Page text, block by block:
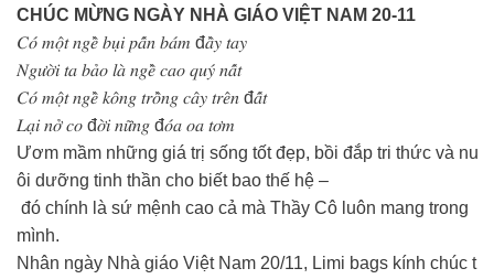
CHÚC MỪNG NGÀY NHÀ GIÁO VIỆT NAM 20-11
𝐶𝑜́ 𝑚𝑜̣̂𝑡 𝑛𝑔𝑒̂̀ 𝑏𝑢̣𝑖 𝑝𝑎̂́𝑛 𝑏𝑎́𝑚 đ𝑎̂̀𝑦 𝑡𝑎𝑦
𝑁𝑔𝑢̛𝑜̛̀𝑖 𝑡𝑎 𝑏𝑎̉𝑜 𝑙𝑎̀ 𝑛𝑔𝑒̂̀ 𝑐𝑎𝑜 𝑞𝑢𝑦́ 𝑛𝑎̂́𝑡
𝐶𝑜́ 𝑚𝑜̣̂𝑡 𝑛𝑔𝑒̂̀ 𝑘𝑜̂𝑛𝑔 𝑡𝑟𝑜̂̀𝑛𝑔 𝑐𝑎̂𝑦 𝑡𝑟𝑒̂𝑛 đ𝑎̂́𝑡
𝐿𝑎̣𝑖 𝑛𝑜̛̉ 𝑐𝑜 đ𝑜̛̀𝑖 𝑛𝑢̛̃𝑛𝑔 đ𝑜́𝑎 𝑜𝑎 𝑡𝑜̛𝑚
Ươm mầm những giá trị sống tốt đẹp, bồi đắp tri thức và nu
ôi dưỡng tinh thần cho biết bao thế hệ –
đó chính là sứ mệnh cao cả mà Thầy Cô luôn mang trong
mình.
Nhân ngày Nhà giáo Việt Nam 20/11, Limi bags kính chúc t